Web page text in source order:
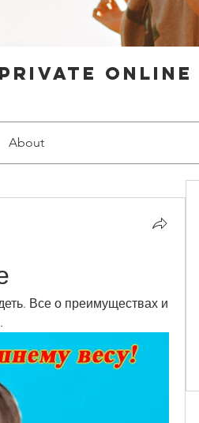
Online
About
Все о преимуществах и